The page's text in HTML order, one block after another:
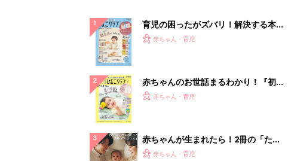
育児の困ったがズバリ！解決する本
『ひよこクラブ 秋号』 4カ月～2才
赤ちゃん・育児
赤ちゃんのお世話まるわかり！『初め
てのひよこクラブ 夏号』〈巻頭大特
解決テク
赤ちゃん・育児
赤ちゃんが生まれたら！2冊の「たま
ひよ」
赤ちゃん・育児